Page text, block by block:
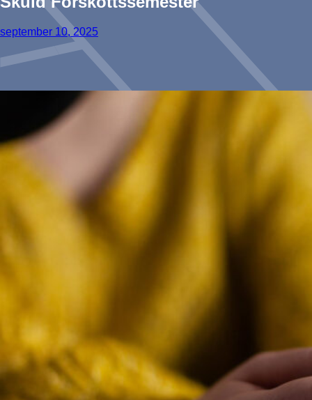
september 10, 2025